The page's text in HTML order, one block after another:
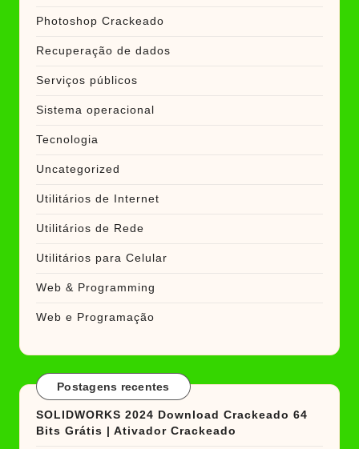
Photoshop Crackeado
Recuperação de dados
Serviços públicos
Sistema operacional
Tecnologia
Uncategorized
Utilitários de Internet
Utilitários de Rede
Utilitários para Celular
Web & Programming
Web e Programação
Postagens recentes
SOLIDWORKS 2024 Download Crackeado 64
Bits Grátis | Ativador Crackeado